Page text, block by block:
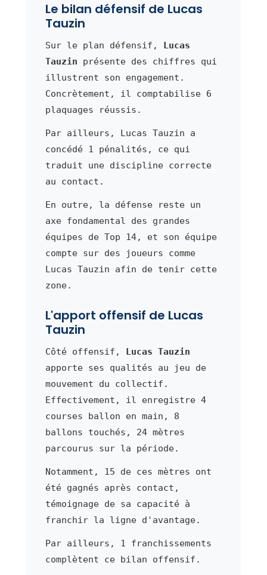
Le bilan défensif de Lucas
Tauzin
Sur le plan défensif, Lucas
Tauzin présente des chiffres qui
illustrent son engagement.
Concrètement, il comptabilise 6
plaquages réussis.
Par ailleurs, Lucas Tauzin a
concédé 1 pénalités, ce qui
traduit une discipline correcte
au contact.
En outre, la défense reste un
axe fondamental des grandes
équipes de Top 14, et son équipe
compte sur des joueurs comme
Lucas Tauzin afin de tenir cette
zone.
L'apport offensif de Lucas
Tauzin
Côté offensif, Lucas Tauzin
apporte ses qualités au jeu de
mouvement du collectif.
Effectivement, il enregistre 4
courses ballon en main, 8
ballons touchés, 24 mètres
parcourus sur la période.
Notamment, 15 de ces mètres ont
été gagnés après contact,
témoignage de sa capacité à
franchir la ligne d'avantage.
Par ailleurs, 1 franchissements
complètent ce bilan offensif.